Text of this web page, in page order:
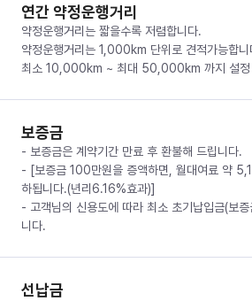
연간 약정운행거리
약정운행거리는 짧을수록 저렴합니다.
약정운행거리는 1,000km 단위로 견적가능합니
최소 10,000km ~ 최대 50,000km 까지 설정
보증금
- 보증금은 계약기간 만료 후 환불해 드립니다.
- [보증금 100만원을 증액하면, 월대여료 약
하됩니다.(년리6.16%효과)]
- 고객님의 신용도에 따라 최소 초기납입금(보
니다.
선납금